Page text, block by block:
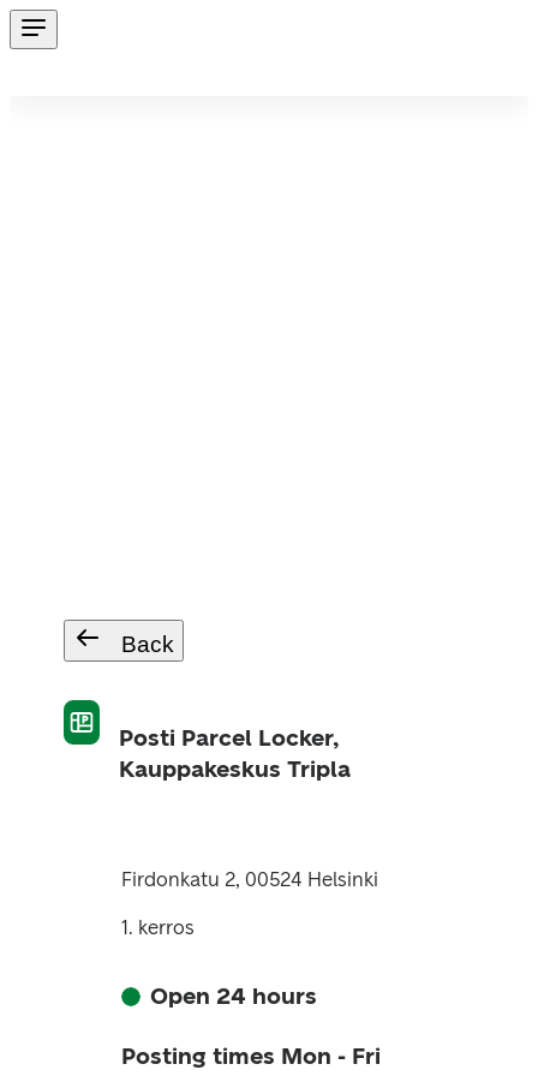
Back
Posti Parcel Locker,
Kauppakeskus Tripla
Firdonkatu 2, 00524 Helsinki
1. kerros
Open 24 hours
Posting times Mon - Fri